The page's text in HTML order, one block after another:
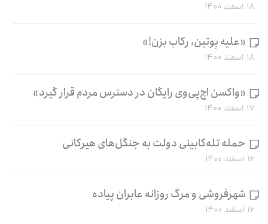
۱۸ اسفند ۱۴۰۰
«علیه پوتین، رکاب بزن!»
۱۸ اسفند ۱۴۰۰
«واکسن اچ‌پی‌وی رایگان در دسترس مردم قرار گیرد»
۱۷ اسفند ۱۴۰۰
حمله تله‌کابینی دولت به جنگل‌های هیرکانی
۱۶ اسفند ۱۴۰۰
شهرفروشی و مرگ روزانه عابران پیاده
۱۶ اسفند ۱۴۰۰